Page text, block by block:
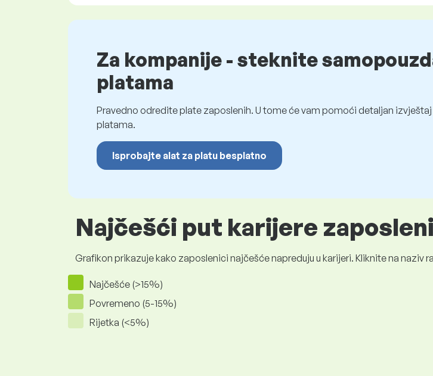
Za kompanije - steknite
platama
Pravedno odredite plate zaposlenih. U tome će vam pomoći detaljan
platama.
Isprobajte alat za platu besplatno
Najčešći put karijere
Grafikon prikazuje kako zaposlenici najčešće napreduju u karijeri. Kliknite na
Najčešće (>15%)
Povremeno (5-15%)
Rijetka (<5%)